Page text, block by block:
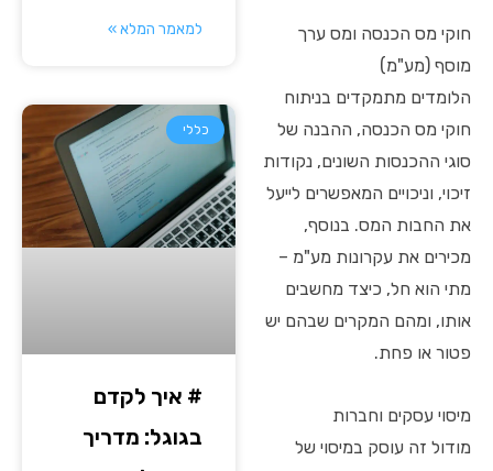
חוקי מס הכנסה ומס ערך
מוסף (מע"מ)
הלומדים מתמקדים בניתוח
חוקי מס הכנסה, ההבנה של
סוגי ההכנסות השונים, נקודות
זיכוי, וניכויים המאפשרים לייעל
את החבות המס. בנוסף,
מכירים את עקרונות מע"מ –
מתי הוא חל, כיצד מחשבים
אותו, ומהם המקרים שבהם יש
פטור או פחת.
מיסוי עסקים וחברות
מודול זה עוסק במיסוי של
למאמר המלא »
כללי
# איך לקדם
בגוגל: מדריך